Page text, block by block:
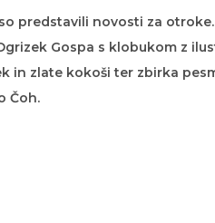
predstavili novosti za
Gospa s klobukom z
in zlate kokoši ter zbirka
Čoh.